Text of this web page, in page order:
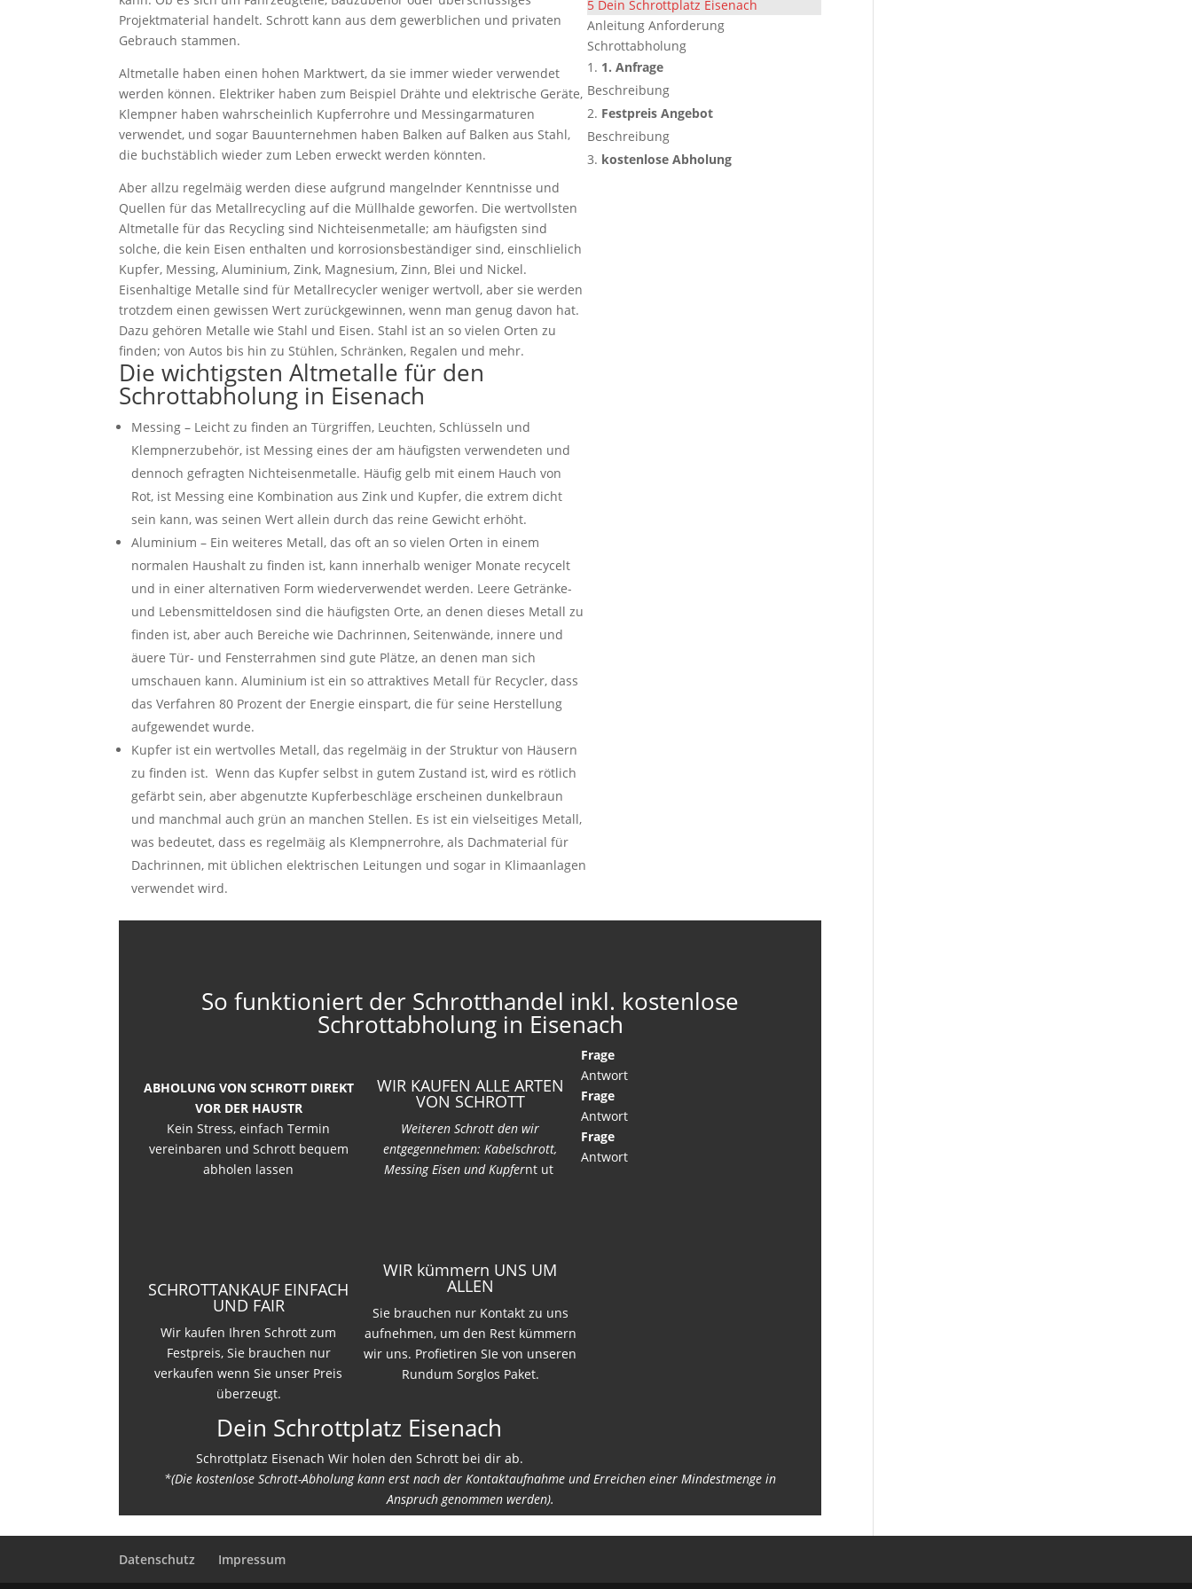
Projektmaterial handelt. Schrott kann aus dem gewerblichen und privaten
Gebrauch stammen.
Altmetalle haben einen hohen Marktwert, da sie immer wieder verwendet
werden können. Elektriker haben zum Beispiel Drähte und elektrische Geräte,
Klempner haben wahrscheinlich Kupferrohre und Messingarmaturen
verwendet, und sogar Bauunternehmen haben Balken auf Balken aus Stahl,
die buchstäblich wieder zum Leben erweckt werden könnten.
Aber allzu regelmäig werden diese aufgrund mangelnder Kenntnisse und
Quellen für das Metallrecycling auf die Müllhalde geworfen. Die wertvollsten
Altmetalle für das Recycling sind Nichteisenmetalle; am häufigsten sind
solche, die kein Eisen enthalten und korrosionsbeständiger sind, einschlielich
Kupfer, Messing, Aluminium, Zink, Magnesium, Zinn, Blei und Nickel.
Eisenhaltige Metalle sind für Metallrecycler weniger wertvoll, aber sie werden
trotzdem einen gewissen Wert zurückgewinnen, wenn man genug davon hat.
Dazu gehören Metalle wie Stahl und Eisen. Stahl ist an so vielen Orten zu
finden; von Autos bis hin zu Stühlen, Schränken, Regalen und mehr.
Die wichtigsten Altmetalle für den
Schrottabholung in Eisenach
Messing – Leicht zu finden an Türgriffen, Leuchten, Schlüsseln und
Klempnerzubehör, ist Messing eines der am häufigsten verwendeten und
dennoch gefragten Nichteisenmetalle. Häufig gelb mit einem Hauch von
Rot, ist Messing eine Kombination aus Zink und Kupfer, die extrem dicht
sein kann, was seinen Wert allein durch das reine Gewicht erhöht.
Aluminium – Ein weiteres Metall, das oft an so vielen Orten in einem
normalen Haushalt zu finden ist, kann innerhalb weniger Monate recycelt
und in einer alternativen Form wiederverwendet werden. Leere Getränke-
und Lebensmitteldosen sind die häufigsten Orte, an denen dieses Metall zu
finden ist, aber auch Bereiche wie Dachrinnen, Seitenwände, innere und
äuere Tür- und Fensterrahmen sind gute Plätze, an denen man sich
umschauen kann. Aluminium ist ein so attraktives Metall für Recycler, dass
das Verfahren 80 Prozent der Energie einspart, die für seine Herstellung
aufgewendet wurde.
Kupfer ist ein wertvolles Metall, das regelmäig in der Struktur von Häusern
zu finden ist. Wenn das Kupfer selbst in gutem Zustand ist, wird es rötlich
gefärbt sein, aber abgenutzte Kupferbeschläge erscheinen dunkelbraun
und manchmal auch grün an manchen Stellen. Es ist ein vielseitiges Metall,
was bedeutet, dass es regelmäig als Klempnerrohre, als Dachmaterial für
Dachrinnen, mit üblichen elektrischen Leitungen und sogar in Klimaanlagen
verwendet wird.
5 Dein Schrottplatz Eisenach
Anleitung Anforderung
Schrottabholung
1. Anfrage
Beschreibung
Festpreis Angebot
Beschreibung
kostenlose Abholung
So funktioniert der Schrotthandel inkl. kostenlose
Schrottabholung in Eisenach
ABHOLUNG VON SCHROTT DIREKT
VOR DER HAUSTR
Kein Stress, einfach Termin
vereinbaren und Schrott bequem
abholen lassen
SCHROTTANKAUF EINFACH
UND FAIR
Wir kaufen Ihren Schrott zum
Festpreis, Sie brauchen nur
verkaufen wenn Sie unser Preis
überzeugt.
WIR KAUFEN ALLE ARTEN
VON SCHROTT
Weiteren Schrott den wir
entgegennehmen: Kabelschrott,
Messing Eisen und Kupfernt ut
WIR kümmern UNS UM
ALLEN
Sie brauchen nur Kontakt zu uns
aufnehmen, um den Rest kümmern
wir uns. Profietiren SIe von unseren
Rundum Sorglos Paket.
Dein Schrottplatz Eisenach
Schrottplatz Eisenach Wir holen den Schrott bei dir ab.
Frage
Antwort
Frage
Antwort
Frage
Antwort
*(Die kostenlose Schrott-Abholung kann erst nach der Kontaktaufnahme und Erreichen einer Mindestmenge in
Anspruch genommen werden).
Datenschutz Impressum